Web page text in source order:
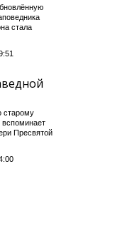
стала
старому
вспоминает
Пресвятой